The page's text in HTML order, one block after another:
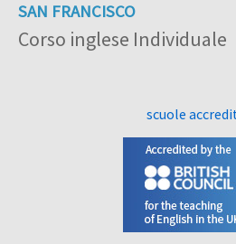
SAN FRANCISCO
Corso inglese Individuale
scuole